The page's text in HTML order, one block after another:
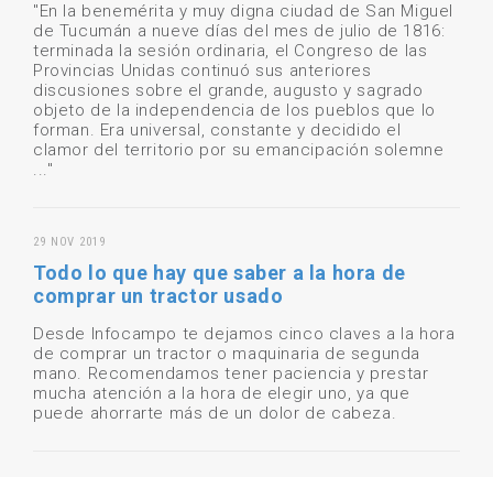
"En la benemérita y muy digna ciudad de San Miguel
de Tucumán a nueve días del mes de julio de 1816:
terminada la sesión ordinaria, el Congreso de las
Provincias Unidas continuó sus anteriores
discusiones sobre el grande, augusto y sagrado
objeto de la independencia de los pueblos que lo
forman. Era universal, constante y decidido el
clamor del territorio por su emancipación solemne
..."
29 NOV 2019
Todo lo que hay que saber a la hora de
comprar un tractor usado
Desde Infocampo te dejamos cinco claves a la hora
de comprar un tractor o maquinaria de segunda
mano. Recomendamos tener paciencia y prestar
mucha atención a la hora de elegir uno, ya que
puede ahorrarte más de un dolor de cabeza.